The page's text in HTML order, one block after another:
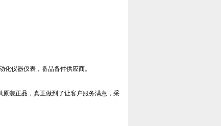
化仪器仪表，备品备件供应商。
装正品，真正做到了让客户服务满意，采